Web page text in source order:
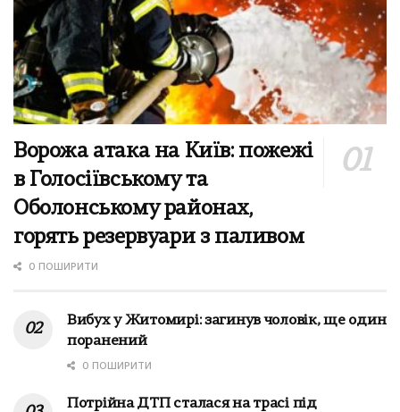
Ворожа атака на Київ: пожежі
в Голосіївському та
Оболонському районах,
горять резервуари з паливом
0 ПОШИРИТИ
Вибух у Житомирі: загинув чоловік, ще один
поранений
0 ПОШИРИТИ
Потрійна ДТП сталася на трасі під